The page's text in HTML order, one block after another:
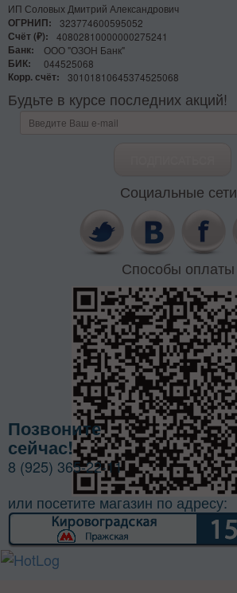
ИП Соловых Дмитрий Александрович
ОГРНИП:
323774600595052
Счёт (₽):
40802810000000275241
Банк:
ООО "ОЗОН Банк"
БИК:
044525068
Корр. счёт:
30101810645374525068
Будьте в курсе последних акций!
Социальные сети
Способы оплаты
Позвоните
сейчас!
8 (925) 365-22-11
или посетите магазин по адресу: